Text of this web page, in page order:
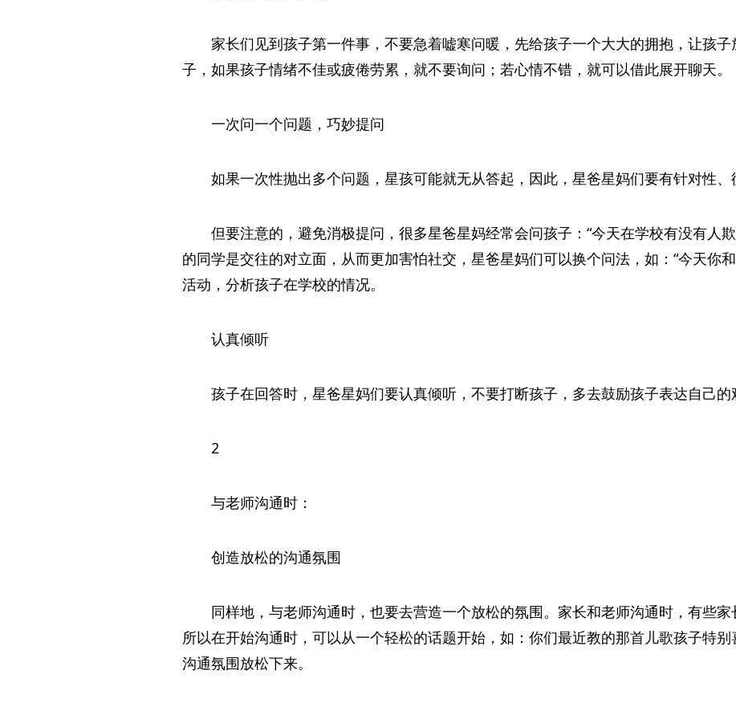
家长们见到孩子第一件事，不要急着嘘寒问暖，先给孩子一个大大的拥抱，让孩
子，如果孩子情绪不佳或疲倦劳累，就不要询问；若心情不错，就可以借此展开聊天。
一次问一个问题，巧妙提问
如果一次性抛出多个问题，星孩可能就无从答起，因此，星爸星妈们要有针对性、
但要注意的，避免消极提问，很多星爸星妈经常会问孩子：“今天在学校有没有人
的同学是交往的对立面，从而更加害怕社交，星爸星妈们可以换个问法，如：“今天你
活动，分析孩子在学校的情况。
认真倾听
孩子在回答时，星爸星妈们要认真倾听，不要打断孩子，多去鼓励孩子表达自己的
2
与老师沟通时：
创造放松的沟通氛围
同样地，与老师沟通时，也要去营造一个放松的氛围。家长和老师沟通时，有些
所以在开始沟通时，可以从一个轻松的话题开始，如：你们最近教的那首儿歌孩子特
沟通氛围放松下来。